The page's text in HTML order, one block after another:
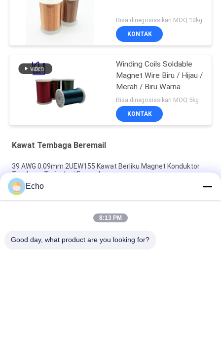
Bisa dinegosiasikan MOQ:10kg
KONTAK
Winding Coils Soldable
Magnet Wire Biru / Hijau /
Merah / Biru Warna
Bisa dinegosiasikan MOQ:5kg
KONTAK
Kawat Tembaga Beremail
39 AWG 0.09mm 2UEW155 Kawat Berliku Magnet Konduktor
Tembaga Terisolasi Enamel
0.011mm 2UEW155 Enamel Dilapisi Kawat Tembaga Untuk
Motor Berliku
Ruiyuan Super Thin Winding Coils Kawat Tembaga Berenamel
Echo
8:13 PM
Good day, what product are you looking for?